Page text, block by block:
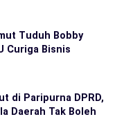
Tuduh Bobby
Curiga Bisnis
di Paripurna DPRD,
Daerah Tak Boleh